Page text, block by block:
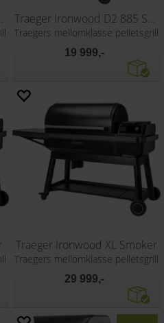
Traeger Ironwood D2 885 Smoker
Traegers mellomklasse pelletsgrill
19 999,-
Traeger Ironwood XL Smoker
Traegers mellomklasse pelletsgrill
29 999,-